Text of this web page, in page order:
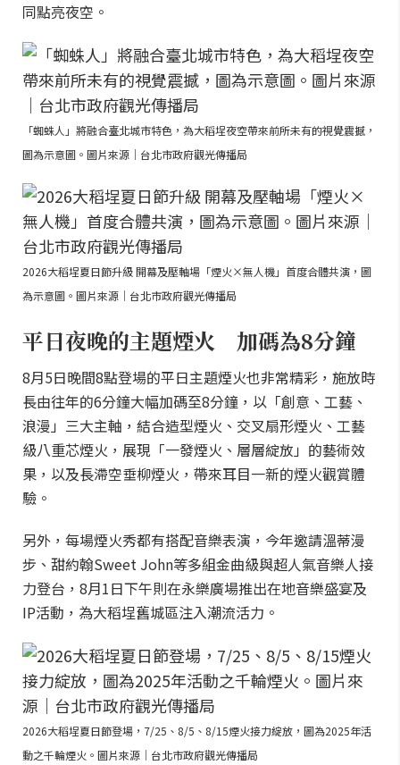
同點亮夜空。
「蜘蛛人」將融合臺北城市特色，為大稻埕夜空帶來前所未有的視覺震撼，
圖為示意圖。圖片來源｜台北市政府觀光傳播局
2026大稻埕夏日節升級 開幕及壓軸場「煙火×無人機」首度合體共演，圖
為示意圖。圖片來源｜台北市政府觀光傳播局
平日夜晚的主題煙火 加碼為8分鐘
8月5日晚間8點登場的平日主題煙火也非常精彩，施放時
長由往年的6分鐘大幅加碼至8分鐘，以「創意、工藝、
浪漫」三大主軸，結合造型煙火、交叉扇形煙火、工藝
級八重芯煙火，展現「一發煙火、層層綻放」的藝術效
果，以及長滯空垂柳煙火，帶來耳目一新的煙火觀賞體
驗。
另外，每場煙火秀都有搭配音樂表演，今年邀請溫蒂漫
步、甜約翰Sweet John等多組金曲級與超人氣音樂人接
力登台，8月1日下午則在永樂廣場推出在地音樂盛宴及
IP活動，為大稻埕舊城區注入潮流活力。
2026大稻埕夏日節登場，7/25、8/5、8/15煙火接力綻放，圖為2025年活
動之千輪煙火。圖片來源｜台北市政府觀光傳播局